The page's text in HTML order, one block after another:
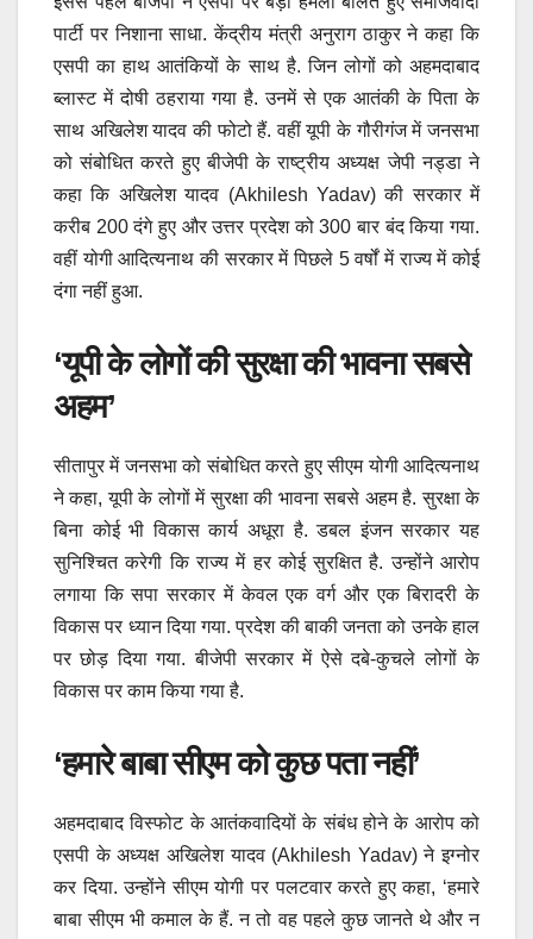
पार्टी पर निशाना साधा. केंद्रीय मंत्री अनुराग ठाकुर ने कहा कि
एसपी का हाथ आतंकियों के साथ है. जिन लोगों को अहमदाबाद
ब्लास्ट में दोषी ठहराया गया है. उनमें से एक आतंकी के पिता के
साथ अखिलेश यादव की फोटो हैं. वहीं यूपी के गौरीगंज में जनसभा
को संबोधित करते हुए बीजेपी के राष्ट्रीय अध्यक्ष जेपी नड्डा ने
कहा कि अखिलेश यादव (Akhilesh Yadav) की सरकार में
करीब 200 दंगे हुए और उत्तर प्रदेश को 300 बार बंद किया गया.
वहीं योगी आदित्यनाथ की सरकार में पिछले 5 वर्षों में राज्य में कोई
दंगा नहीं हुआ.
‘यूपी के लोगों की सुरक्षा की भावना सबसे
अहम’
सीतापुर में जनसभा को संबोधित करते हुए सीएम योगी आदित्यनाथ
ने कहा, यूपी के लोगों में सुरक्षा की भावना सबसे अहम है. सुरक्षा के
बिना कोई भी विकास कार्य अधूरा है. डबल इंजन सरकार यह
सुनिश्चित करेगी कि राज्य में हर कोई सुरक्षित है. उन्होंने आरोप
लगाया कि सपा सरकार में केवल एक वर्ग और एक बिरादरी के
विकास पर ध्यान दिया गया. प्रदेश की बाकी जनता को उनके हाल
पर छोड़ दिया गया. बीजेपी सरकार में ऐसे दबे-कुचले लोगों के
विकास पर काम किया गया है.
‘हमारे बाबा सीएम को कुछ पता नहीं’
अहमदाबाद विस्फोट के आतंकवादियों के संबंध होने के आरोप को
एसपी के अध्यक्ष अखिलेश यादव (Akhilesh Yadav) ने इग्नोर
कर दिया. उन्होंने सीएम योगी पर पलटवार करते हुए कहा, ‘हमारे
बाबा सीएम भी कमाल के हैं. न तो वह पहले कुछ जानते थे और न